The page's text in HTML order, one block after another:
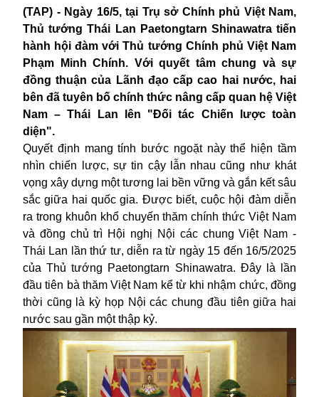
(TAP) - Ngày 16/5, tại Trụ sở Chính phủ Việt Nam,
Thủ tướng Thái Lan Paetongtarn Shinawatra tiến
hành hội đàm với Thủ tướng Chính phủ Việt Nam
Phạm Minh Chính. Với quyết tâm chung và sự
đồng thuận của Lãnh đạo cấp cao hai nước, hai
bên đã tuyên bố chính thức nâng cấp quan hệ Việt
Nam – Thái Lan lên "Đối tác Chiến lược toàn
diện".
Quyết định mang tính bước ngoặt này thể hiện tầm
nhìn chiến lược, sự tin cậy lẫn nhau cũng như khát
vọng xây dựng một tương lai bền vững và gắn kết sâu
sắc giữa hai quốc gia. Được biết, cuộc hội đàm diễn
ra trong khuôn khổ chuyến thăm chính thức Việt Nam
và đồng chủ trì Hội nghị Nội các chung Việt Nam -
Thái Lan lần thứ tư, diễn ra từ ngày 15 đến 16/5/2025
của Thủ tướng Paetongtarn Shinawatra. Đây là lần
đầu tiên bà thăm Việt Nam kể từ khi nhậm chức, đồng
thời cũng là kỳ họp Nội các chung đầu tiên giữa hai
nước sau gần một thập kỷ.